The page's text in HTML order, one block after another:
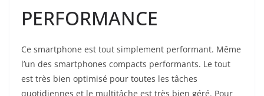
PERFORMANCE
Ce smartphone est tout simplement performant. Même
l’un des smartphones compacts performants. Le tout
est très bien optimisé pour toutes les tâches
quotidiennes et le multitâche est très bien géré. Pour